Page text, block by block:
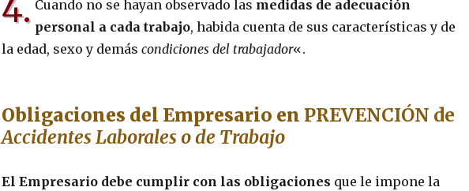
4. Cuando no se hayan observado las medidas de adecuación
personal a cada trabajo, habida cuenta de sus características y de
la edad, sexo y demás condiciones del trabajador«.
Obligaciones del Empresario en PREVENCIÓN de
Accidentes Laborales o de Trabajo
El Empresario debe cumplir con las obligaciones que le impone la